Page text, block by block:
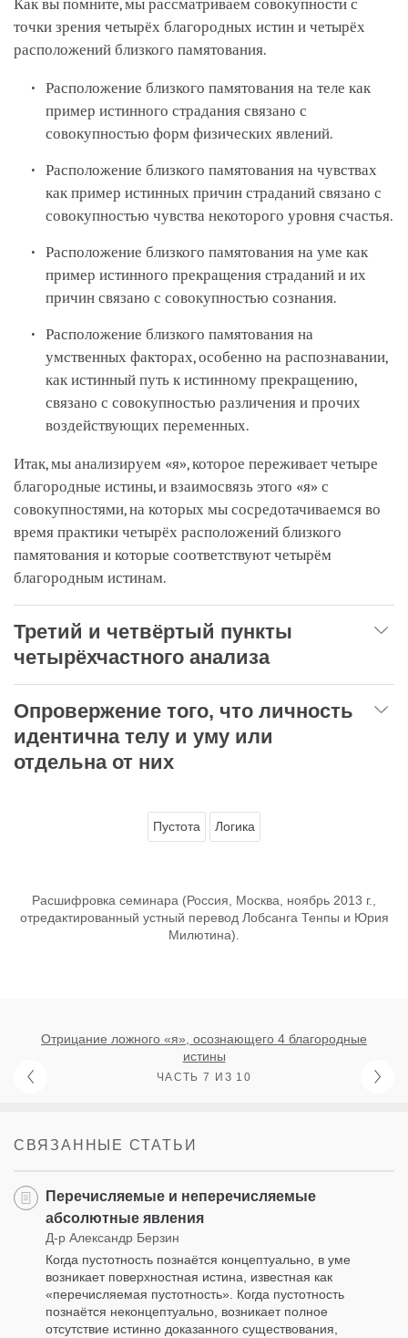
Как вы помните, мы рассматриваем совокупности с
точки зрения четырёх благородных истин и четырёх
расположений близкого памятования.
Расположение близкого памятования на теле как
пример истинного страдания связано с
совокупностью форм физических явлений.
Расположение близкого памятования на чувствах
как пример истинных причин страданий связано с
совокупностью чувства некоторого уровня счастья.
Расположение близкого памятования на уме как
пример истинного прекращения страданий и их
причин связано с совокупностью сознания.
Расположение близкого памятования на
умственных факторах, особенно на распознавании,
как истинный путь к истинному прекращению,
связано с совокупностью различения и прочих
воздействующих переменных.
Итак, мы анализируем «я», которое переживает четыре
благородные истины, и взаимосвязь этого «я» с
совокупностями, на которых мы сосредотачиваемся во
время практики четырёх расположений близкого
памятования и которые соответствуют четырём
благородным истинам.
Третий и четвёртый пункты
четырёхчастного анализа
Опровержение того, что личность
идентична телу и уму или
отдельна от них
Пустота Логика
Расшифровка семинара (Россия, Москва, ноябрь 2013 г.,
отредактированный устный перевод Лобсанга Тенпы и Юрия
Милютина).
Отрицание ложного «я», осознающего 4 благородные
истины
ЧАСТЬ 7 ИЗ 10
СВЯЗАННЫЕ СТАТЬИ
Перечисляемые и неперечисляемые
абсолютные явления
Д-р Александр Берзин
Когда пустотность познаётся концептуально, в уме
возникает поверхностная истина, известная как
«перечисляемая пустотность». Когда пустотность
познаётся неконцептуально, возникает полное
отсутствие истинно доказанного существования,